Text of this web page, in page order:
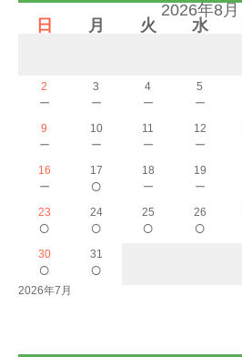
2026年8月
日
月 火 水
2
－
3
－
4
－
5
－
9
－
10
－
11
－
12
－
16
－
17
○
18
－
19
－
23
○
24
○
25
○
26
○
30
○
31
○
2026年7月